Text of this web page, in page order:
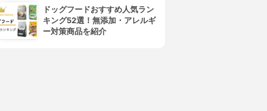
ドッグフードおすすめ人気ラン
キング52選！無添加・アレルギ
ー対策商品を紹介